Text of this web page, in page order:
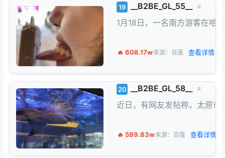
19 __B2BE_GL_55__ #
1月18日，一名南方游客在哈
🔥 608.17w来源：百度 查看详情 →
20 __B2BE_GL_58__ #
近日，有网友发帖称，太原
🔥 599.83w来源：百度 查看详情 →